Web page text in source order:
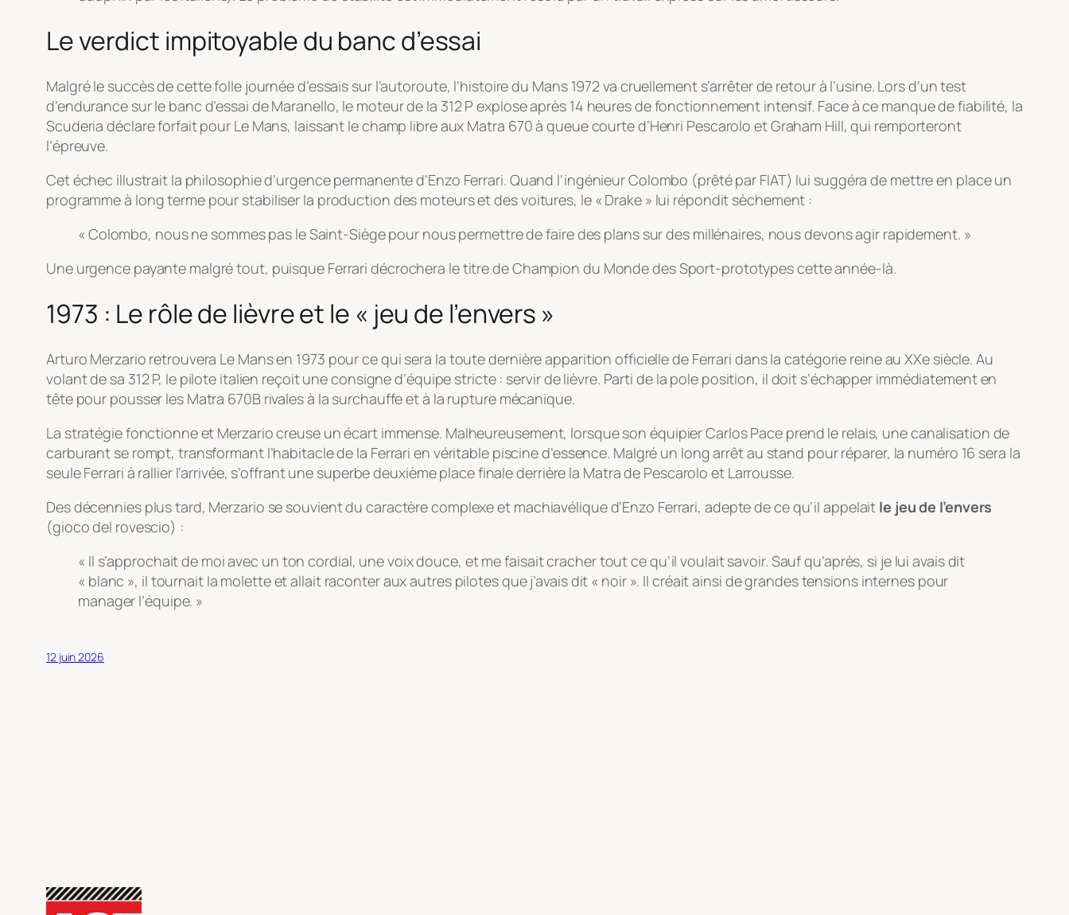
Le verdict impitoyable du banc d’essai
Malgré le succès de cette folle journée d’essais sur l’autoroute, l’histoire du Mans 1972 va cruellement s’arrêter de retour à l’usine. Lors d’un test
d’endurance sur le banc d’essai de Maranello, le moteur de la 312 P explose après 14 heures de fonctionnement intensif. Face à ce manque de fiabilité, la
Scuderia déclare forfait pour Le Mans, laissant le champ libre aux Matra 670 à queue courte d’Henri Pescarolo et Graham Hill, qui remporteront
l’épreuve.
Cet échec illustrait la philosophie d’urgence permanente d’Enzo Ferrari. Quand l’ingénieur Colombo (prêté par FIAT) lui suggéra de mettre en place un
programme à long terme pour stabiliser la production des moteurs et des voitures, le « Drake » lui répondit sèchement :
« Colombo, nous ne sommes pas le Saint-Siège pour nous permettre de faire des plans sur des millénaires, nous devons agir rapidement. »
Une urgence payante malgré tout, puisque Ferrari décrochera le titre de Champion du Monde des Sport-prototypes cette année-là.
1973 : Le rôle de lièvre et le « jeu de l’envers »
Arturo Merzario retrouvera Le Mans en 1973 pour ce qui sera la toute dernière apparition officielle de Ferrari dans la catégorie reine au XXe siècle. Au
volant de sa 312 P, le pilote italien reçoit une consigne d’équipe stricte : servir de lièvre. Parti de la pole position, il doit s’échapper immédiatement en
tête pour pousser les Matra 670B rivales à la surchauffe et à la rupture mécanique.
La stratégie fonctionne et Merzario creuse un écart immense. Malheureusement, lorsque son équipier Carlos Pace prend le relais, une canalisation de
carburant se rompt, transformant l’habitacle de la Ferrari en véritable piscine d’essence. Malgré un long arrêt au stand pour réparer, la numéro 16 sera la
seule Ferrari à rallier l’arrivée, s’offrant une superbe deuxième place finale derrière la Matra de Pescarolo et Larrousse.
Des décennies plus tard, Merzario se souvient du caractère complexe et machiavélique d’Enzo Ferrari, adepte de ce qu’il appelait le jeu de l’envers
(gioco del rovescio) :
« Il s’approchait de moi avec un ton cordial, une voix douce, et me faisait cracher tout ce qu’il voulait savoir. Sauf qu’après, si je lui avais dit
« blanc », il tournait la molette et allait raconter aux autres pilotes que j’avais dit « noir ». Il créait ainsi de grandes tensions internes pour
manager l’équipe. »
12 juin 2026